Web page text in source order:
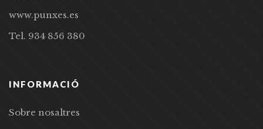
www.punxes.es
Tel. 934 856 380
INFORMACIÓ
Sobre nosaltres